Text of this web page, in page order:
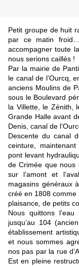
Petit groupe de huit
par ce matin
accompagner toute
nous serions caillés !
Par la mairie de
le canal de l’Ourcq,
anciens Moulins de
sous le Boulevard
la Villette, le Zénith,
Grande Halle avant
Denis, canal de
Descente du canal
ceinture,
pont levant
de Crimée que nous
sur l’amont et
magasins généraux
créé en 1808 comme
plaisance de petits
Nous quittons
jusqu’au 104
établissement
et nous sommes
nos pas par la rue
Est en pleine